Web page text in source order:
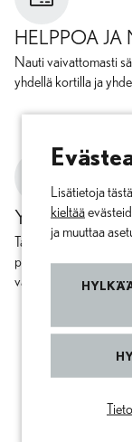
HELPPOA JA
Nauti vaivattomasti
yhdellä kortilla ja
YHDELLÄ
Tarkista käyttösi ja
portaalissa. Näin olet
varata ja hallita
Lisätietoja
kieltää
ja muuttaa